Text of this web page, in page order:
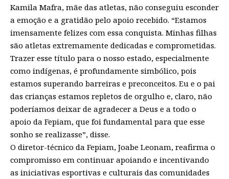
Kamila Mafra, mãe das atletas, não conseguiu esconder
a emoção e a gratidão pelo apoio recebido. “Estamos
imensamente felizes com essa conquista. Minhas filhas
são atletas extremamente dedicadas e comprometidas.
Trazer esse título para o nosso estado, especialmente
como indígenas, é profundamente simbólico, pois
estamos superando barreiras e preconceitos. Eu e o pai
das crianças estamos repletos de orgulho e, claro, não
poderíamos deixar de agradecer a Deus e a todo o
apoio da Fepiam, que foi fundamental para que esse
sonho se realizasse”, disse.
O diretor-técnico da Fepiam, Joabe Leonam, reafirma o
compromisso em continuar apoiando e incentivando
as iniciativas esportivas e culturais das comunidades